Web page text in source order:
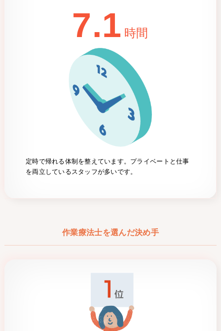
7.1 時間
定時で帰れる体制を整えています。プライベートと仕事
を両立しているスタッフが多いです。
作業療法士を選んだ決め手